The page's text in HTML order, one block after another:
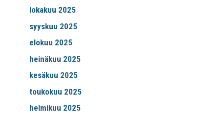
lokakuu 2025
syyskuu 2025
elokuu 2025
heinäkuu 2025
kesäkuu 2025
toukokuu 2025
helmikuu 2025